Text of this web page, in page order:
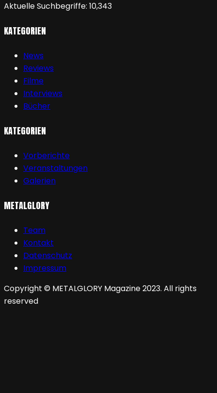
Aktuelle Suchbegriffe: 10,343
KATEGORIEN
News
Reviews
Filme
Interviews
Bücher
KATEGORIEN
Vorberichte
Veranstaltungen
Galerien
METALGLORY
Team
Kontakt
Datenschutz
Impressum
Copyright © METALGLORY Magazine 2023. All rights
reserved